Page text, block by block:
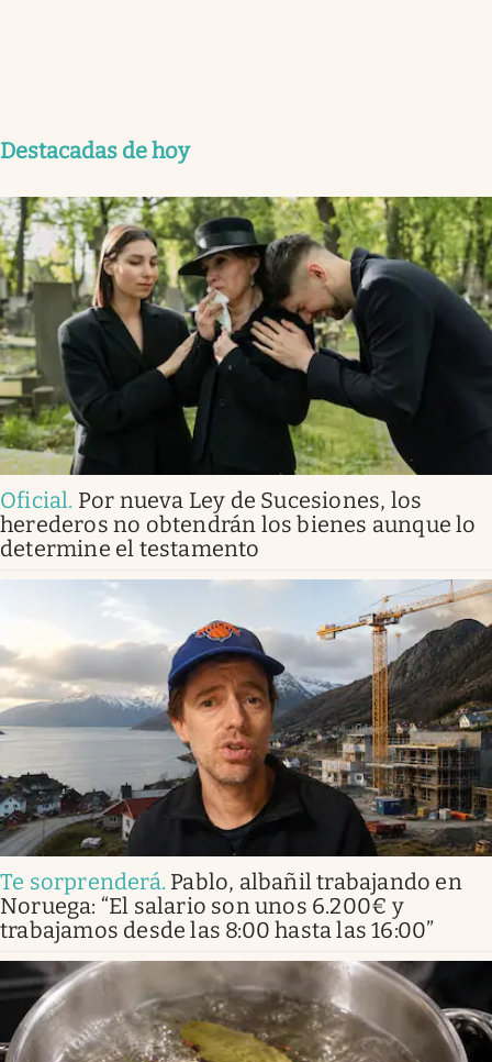
Destacadas de hoy
Oficial. Por nueva Ley de Sucesiones, los
herederos no obtendrán los bienes aunque lo
determine el testamento
Te sorprenderá. Pablo, albañil trabajando en
Noruega: “El salario son unos 6.200€ y
trabajamos desde las 8:00 hasta las 16:00”